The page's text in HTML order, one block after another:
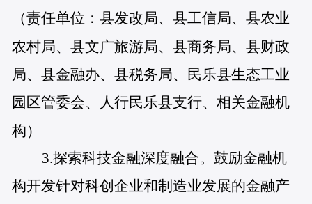
（责任单位：县发改局、县工信局、县农业
农村局、县文广旅游局、县商务局、县财政
局、县金融办、县税务局、民乐县生态工业
园区管委会、人行民乐县支行、相关金融机
构）
3.探索科技金融深度融合。鼓励金融机
构开发针对科创企业和制造业发展的金融产